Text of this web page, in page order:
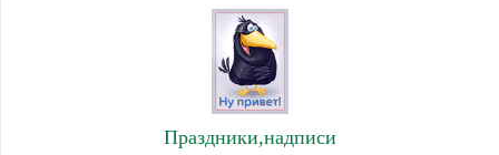
Праздники,надписи